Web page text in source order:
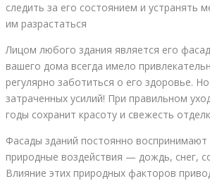
следить за его состоянием и устранять
им разрастаться
Лицом любого здания является его
вашего дома всегда имело
регулярно заботиться о его здоровье.
затраченных усилий! При правильном
годы сохранит красоту и свежесть
Фасады зданий постоянно
природные воздействия — дождь, снег,
Влияние этих природных факторов